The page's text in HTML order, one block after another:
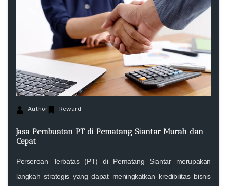
Author Reward
Jasa Pembuatan PT di Pematang Siantar Murah dan
Cepat
Perseroan Terbatas (PT) di Pematang Siantar merupakan
langkah strategis yang dapat meningkatkan kredibilitas bisnis